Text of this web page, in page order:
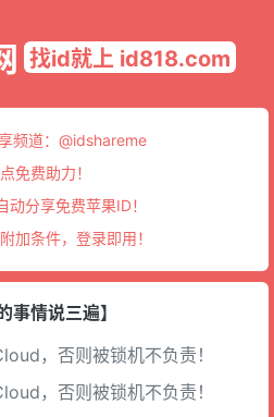
找id就上 id818.com
频道： @idshareme
免费助力！
动分享免费苹果ID！
加条件，登录即用！
事情说三遍】
，否则被锁机不负责！
，否则被锁机不负责！